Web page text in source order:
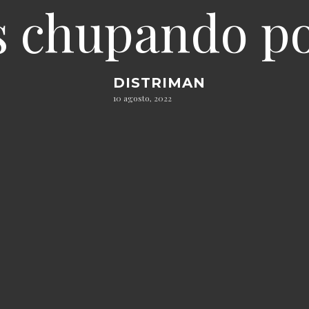
chupando
DISTRIMAN
10 agosto, 2022